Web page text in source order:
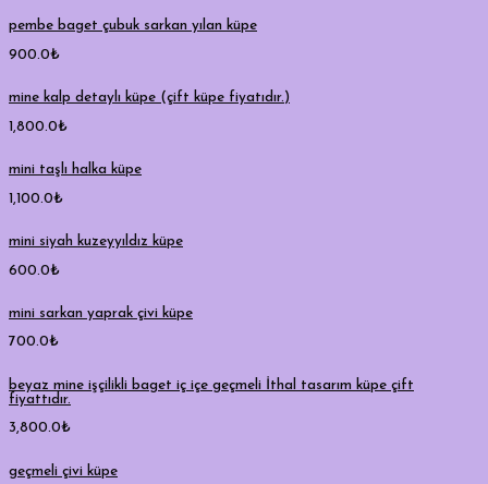
pembe baget çubuk sarkan yılan küpe
900.0₺
mine kalp detaylı küpe (çift küpe fiyatıdır.)
1,800.0₺
mini taşlı halka küpe
1,100.0₺
mini siyah kuzeyyıldız küpe
600.0₺
mini sarkan yaprak çivi küpe
700.0₺
beyaz mine işçilikli baget iç içe geçmeli İthal tasarım küpe çift
fiyattıdır.
3,800.0₺
geçmeli çivi küpe